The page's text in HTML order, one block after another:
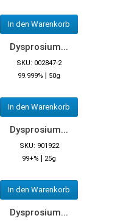
In den Warenkorb
Dysprosium...
SKU: 002847-2
99.999% | 50g
In den Warenkorb
Dysprosium...
SKU: 901922
99+% | 25g
In den Warenkorb
Dysprosium...